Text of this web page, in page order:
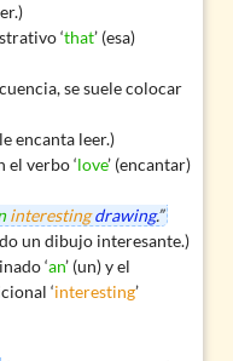
‘that’ (esa)
se suele colocar
encanta leer.)
verbo ‘love’ (encantar)
interesting drawing.”
un dibujo interesante.)
‘an’ (un) y el
‘interesting’